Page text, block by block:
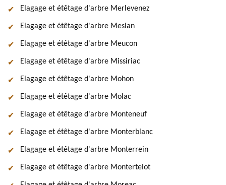
Elagage et étêtage d'arbre Merlevenez
Elagage et étêtage d'arbre Meslan
Elagage et étêtage d'arbre Meucon
Elagage et étêtage d'arbre Missiriac
Elagage et étêtage d'arbre Mohon
Elagage et étêtage d'arbre Molac
Elagage et étêtage d'arbre Monteneuf
Elagage et étêtage d'arbre Monterblanc
Elagage et étêtage d'arbre Monterrein
Elagage et étêtage d'arbre Montertelot